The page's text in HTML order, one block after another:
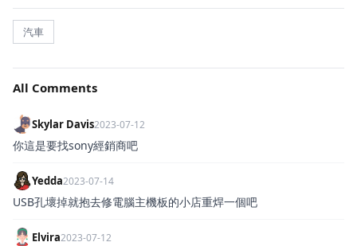
汽車
All Comments
Skylar Davis2023-07-12
你這是要找sony經銷商吧
Yedda2023-07-14
USB孔壞掉就抱去修電腦主機板的小店重焊一個吧
Elvira2023-07-12